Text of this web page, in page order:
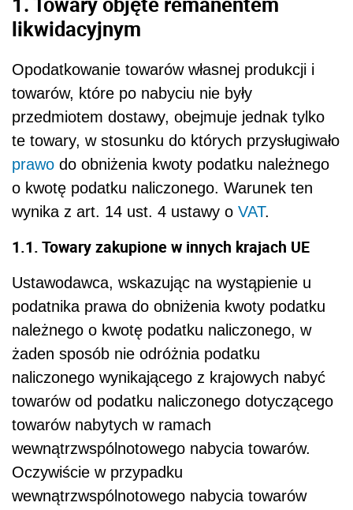
likwidacyjnym
Opodatkowanie towarów własnej produkcji i
towarów, które po nabyciu nie były
przedmiotem dostawy, obejmuje jednak tylko
te towary, w stosunku do których przysługiwało
prawo do obniżenia kwoty podatku należnego
o kwotę podatku naliczonego. Warunek ten
wynika z art. 14 ust. 4 ustawy o VAT.
1.1. Towary zakupione w innych krajach UE
Ustawodawca, wskazując na wystąpienie u
podatnika prawa do obniżenia kwoty podatku
należnego o kwotę podatku naliczonego, w
żaden sposób nie odróżnia podatku
naliczonego wynikającego z krajowych nabyć
towarów od podatku naliczonego dotyczącego
towarów nabytych w ramach
wewnątrzwspólnotowego nabycia towarów.
Oczywiście w przypadku
wewnątrzwspólnotowego nabycia towarów